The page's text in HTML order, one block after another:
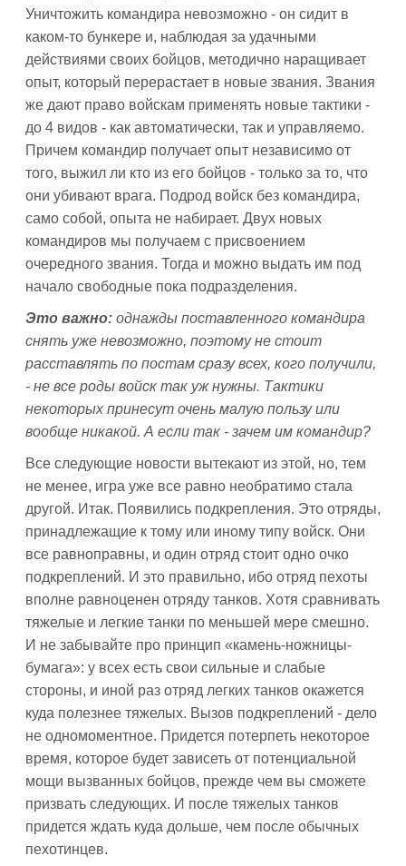
Уничтожить командира невозможно - он сидит в
каком-то бункере и, наблюдая за удачными
действиями своих бойцов, методично наращивает
опыт, который перерастает в новые звания. Звания
же дают право войскам применять новые тактики -
до 4 видов - как автоматически, так и управляемо.
Причем командир получает опыт независимо от
того, выжил ли кто из его бойцов - только за то, что
они убивают врага. Подрод войск без командира,
само собой, опыта не набирает. Двух новых
командиров мы получаем с присвоением
очередного звания. Тогда и можно выдать им под
начало свободные пока подразделения.
Это важно: однажды поставленного командира
снять уже невозможно, поэтому не стоит
расставлять по постам сразу всех, кого получили,
- не все роды войск так уж нужны. Тактики
некоторых принесут очень малую пользу или
вообще никакой. А если так - зачем им командир?
Все следующие новости вытекают из этой, но, тем
не менее, игра уже все равно необратимо стала
другой. Итак. Появились подкрепления. Это отряды,
принадлежащие к тому или иному типу войск. Они
все равноправны, и один отряд стоит одно очко
подкреплений. И это правильно, ибо отряд пехоты
вполне равноценен отряду танков. Хотя сравнивать
тяжелые и легкие танки по меньшей мере смешно.
И не забывайте про принцип «камень-ножницы-
бумага»: у всех есть свои сильные и слабые
стороны, и иной раз отряд легких танков окажется
куда полезнее тяжелых. Вызов подкреплений - дело
не одномоментное. Придется потерпеть некоторое
время, которое будет зависеть от потенциальной
мощи вызванных бойцов, прежде чем вы сможете
призвать следующих. И после тяжелых танков
придется ждать куда дольше, чем после обычных
пехотинцев.